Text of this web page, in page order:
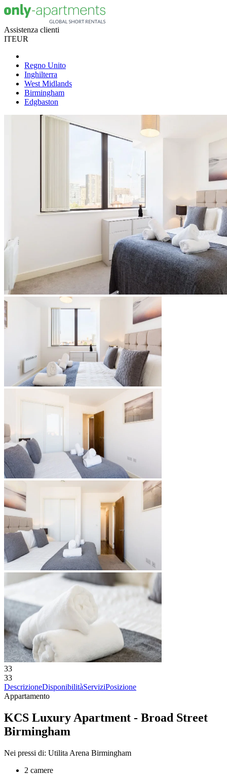
Assistenza clienti
ITEUR
Regno Unito
Inghilterra
West Midlands
Birmingham
Edgbaston
33
33
DescrizioneDisponibilitàServiziPosizione
Appartamento
KCS Luxury Apartment - Broad Street
Birmingham
Nei pressi di: Utilita Arena Birmingham
2 camere